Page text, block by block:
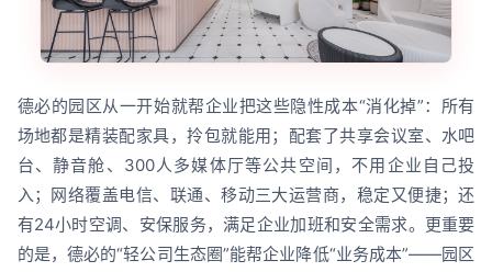
德必的园区从一开始就帮企业把这些隐性成本“消化掉”：所有
场地都是精装配家具，拎包就能用；配套了共享会议室、水吧
台、静音舱、300人多媒体厅等公共空间，不用企业自己投
入；网络覆盖电信、联通、移动三大运营商，稳定又便捷；还
有24小时空调、安保服务，满足企业加班和安全需求。更重要
的是，德必的“轻公司生态圈”能帮企业降低“业务成本”——园区